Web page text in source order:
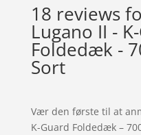
18 reviews
Lugano II -
Foldedæk -
Sort
Vær den første til at
K-Guard Foldedæk –